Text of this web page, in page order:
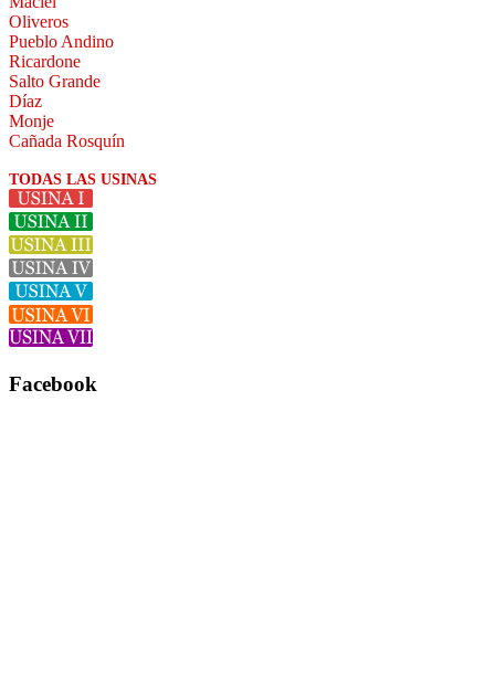
Oliveros
Pueblo Andino
Ricardone
Salto Grande
Díaz
Monje
Cañada Rosquín
TODAS LAS USINAS
Facebook